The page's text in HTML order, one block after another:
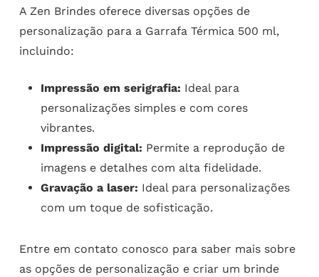
A Zen Brindes oferece diversas opções de
personalização para a Garrafa Térmica 500 ml,
incluindo:
Impressão em serigrafia: Ideal para
personalizações simples e com cores
vibrantes.
Impressão digital: Permite a reprodução de
imagens e detalhes com alta fidelidade.
Gravação a laser: Ideal para personalizações
com um toque de sofisticação.
Entre em contato conosco para saber mais sobre
as opções de personalização e criar um brinde